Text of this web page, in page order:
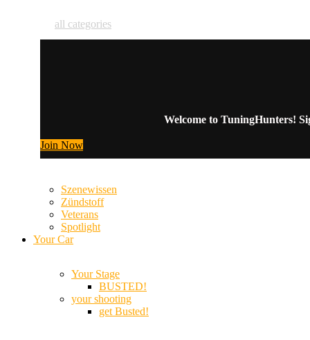
all categories
Welcome to TuningHunters!
Join Now
Szenewissen
Zündstoff
Veterans
Spotlight
Your Car
Your Stage
BUSTED!
your shooting
get Busted!